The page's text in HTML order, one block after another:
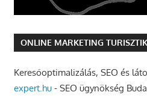
ONLINE MARKETING
Keresőoptimalizálás, SEO és
expert.hu- SEO ügynökség